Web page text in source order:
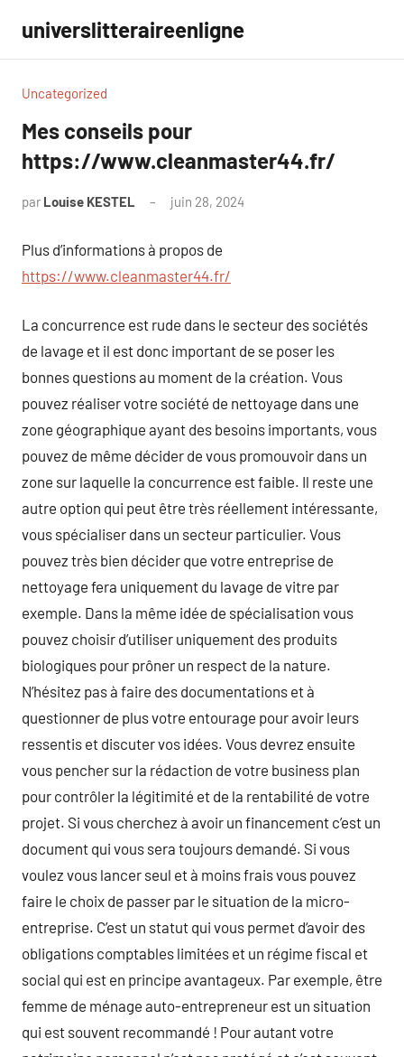
contenu
universlitteraireenligne
Uncategorized
Mes conseils pour
https://www.cleanmaster44.fr/
par Louise KESTEL juin 28, 2024
Plus d’informations à propos de
https://www.cleanmaster44.fr/
La concurrence est rude dans le secteur des sociétés
de lavage et il est donc important de se poser les
bonnes questions au moment de la création. Vous
pouvez réaliser votre société de nettoyage dans une
zone géographique ayant des besoins importants, vous
pouvez de même décider de vous promouvoir dans un
zone sur laquelle la concurrence est faible. Il reste une
autre option qui peut être très réellement intéressante,
vous spécialiser dans un secteur particulier. Vous
pouvez très bien décider que votre entreprise de
nettoyage fera uniquement du lavage de vitre par
exemple. Dans la même idée de spécialisation vous
pouvez choisir d’utiliser uniquement des produits
biologiques pour prôner un respect de la nature.
N’hésitez pas à faire des documentations et à
questionner de plus votre entourage pour avoir leurs
ressentis et discuter vos idées. Vous devrez ensuite
vous pencher sur la rédaction de votre business plan
pour contrôler la légitimité et de la rentabilité de votre
projet. Si vous cherchez à avoir un financement c’est un
document qui vous sera toujours demandé. Si vous
voulez vous lancer seul et à moins frais vous pouvez
faire le choix de passer par le situation de la micro-
entreprise. C’est un statut qui vous permet d‘avoir des
obligations comptables limitées et un régime fiscal et
social qui est en principe avantageux. Par exemple, être
femme de ménage auto-entrepreneur est un situation
qui est souvent recommandé ! Pour autant votre